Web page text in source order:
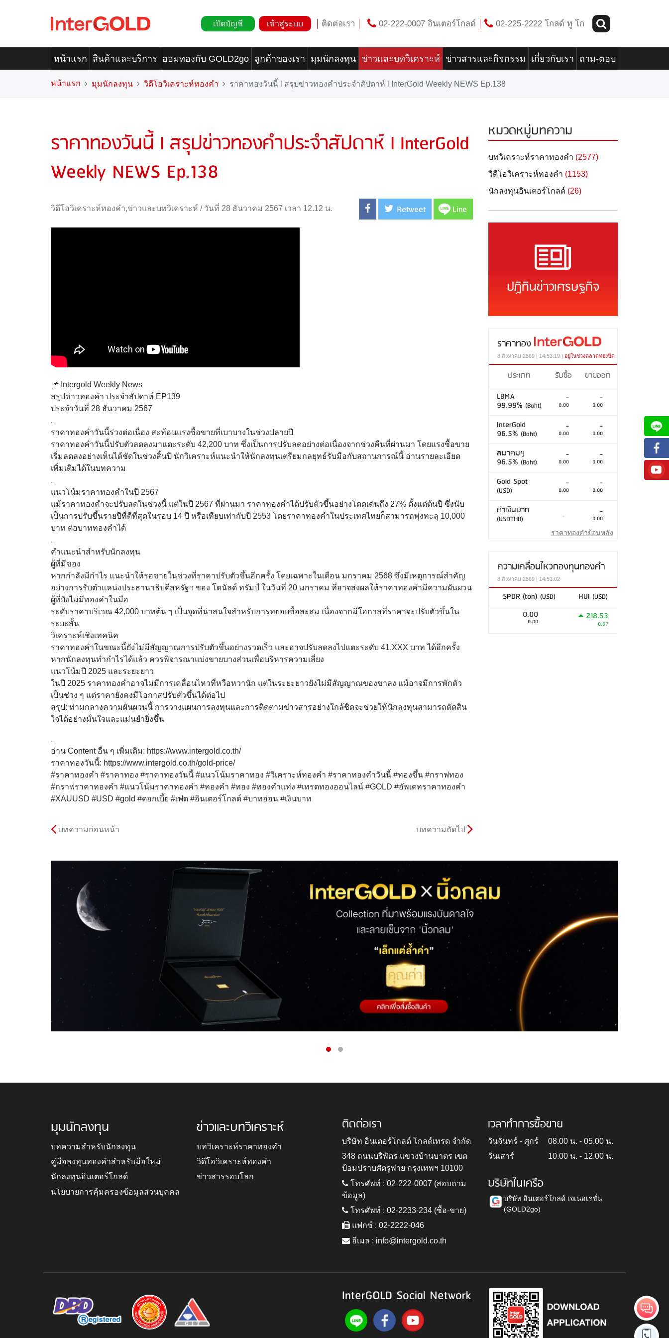
เปิดบัญชี เข้าสู่ระบบ ติดต่อเรา 02-222-0007 อินเตอร์โกลด์ 02-225-2222 โกลด์ ทู โก
หน้าแรก สินค้าและบริการ ออมทองกับ GOLD2go ลูกค้าของเรา มุมนักลงทุน ข่าวและบทวิเคราะห์ ข่าวสารและกิจกรรม เกี่ยวกับเรา ถาม-ตอบ
หน้าแรก มุมนักลงทุน วิดีโอวิเคราะห์ทองคำ ราคาทองวันนี้ l สรุปข่าวทองคำประจำสัปดาห์ l InterGold Weekly NEWS Ep.138
ราคาทองวันนี้ l สรุปข่าวทองคำประจำสัปดาห์ l InterGold
Weekly NEWS Ep.138
วิดีโอวิเคราะห์ทองคำ,ข่าวและบทวิเคราะห์ / วันที่ 28 ธันวาคม 2567 เวลา 12.12 น. Retweet Line
📌 Intergold Weekly News
สรุปข่าวทองคำ ประจำสัปดาห์ EP139
ประจำวันที่ 28 ธันวาคม 2567
.
ราคาทองคำวันนี้ร่วงต่อเนื่อง สะท้อนแรงซื้อขายที่เบาบางในช่วงปลายปี
ราคาทองคำวันนี้ปรับตัวลดลงมาแตะระดับ 42,200 บาท ซึ่งเป็นการปรับลดอย่างต่อเนื่องจากช่วงคืนที่ผ่านมา โดยแรงซื้อขาย
เริ่มลดลงอย่างเห็นได้ชัดในช่วงสิ้นปี นักวิเคราะห์แนะนำให้นักลงทุนเตรียมกลยุทธ์รับมือกับสถานการณ์นี้ อ่านรายละเอียด
เพิ่มเติมได้ในบทความ
.
แนวโน้มราคาทองคำในปี 2567
แม้ราคาทองคำจะปรับลดในช่วงนี้ แต่ในปี 2567 ที่ผ่านมา ราคาทองคำได้ปรับตัวขึ้นอย่างโดดเด่นถึง 27% ตั้งแต่ต้นปี ซึ่งนับ
เป็นการปรับขึ้นรายปีที่ดีที่สุดในรอบ 14 ปี หรือเทียบเท่ากับปี 2553 โดยราคาทองคำในประเทศไทยก็สามารถพุ่งทะลุ 10,000
บาท ต่อบาททองคำได้
.
คำแนะนำสำหรับนักลงทุน
ผู้ที่มีของ
หากกำลังมีกำไร แนะนำให้รอขายในช่วงที่ราคาปรับตัวขึ้นอีกครั้ง โดยเฉพาะในเดือน มกราคม 2568 ซึ่งมีเหตุการณ์สำคัญ
อย่างการรับตำแหน่งประธานาธิบดีสหรัฐฯ ของ โดนัลด์ ทรัมป์ ในวันที่ 20 มกราคม ที่อาจส่งผลให้ราคาทองคำมีความผันผวน
ผู้ที่ยังไม่มีทองคำในมือ
ระดับราคาบริเวณ 42,000 บาทต้น ๆ เป็นจุดที่น่าสนใจสำหรับการทยอยซื้อสะสม เนื่องจากมีโอกาสที่ราคาจะปรับตัวขึ้นใน
ระยะสั้น
วิเคราะห์เชิงเทคนิค
ราคาทองคำในขณะนี้ยังไม่มีสัญญาณการปรับตัวขึ้นอย่างรวดเร็ว และอาจปรับลดลงไปแตะระดับ 41,XXX บาท ได้อีกครั้ง
หากนักลงทุนทำกำไรได้แล้ว ควรพิจารณาแบ่งขายบางส่วนเพื่อบริหารความเสี่ยง
แนวโน้มปี 2025 และระยะยาว
ในปี 2025 ราคาทองคำอาจไม่มีการเคลื่อนไหวที่หวือหวานัก แต่ในระยะยาวยังไม่มีสัญญาณของขาลง แม้อาจมีการพักตัว
เป็นช่วง ๆ แต่ราคายังคงมีโอกาสปรับตัวขึ้นได้ต่อไป
สรุป: ท่ามกลางความผันผวนนี้ การวางแผนการลงทุนและการติดตามข่าวสารอย่างใกล้ชิดจะช่วยให้นักลงทุนสามารถตัดสิน
ใจได้อย่างมั่นใจและแม่นยำยิ่งขึ้น
.
อ่าน Content อื่น ๆ เพิ่มเติม: https://www.intergold.co.th/
ราคาทองวันนี้: https://www.intergold.co.th/gold-price/
#ราคาทองคำ #ราคาทอง #ราคาทองวันนี้ #แนวโน้มราคาทอง #วิเคราะห์ทองคำ #ราคาทองคำวันนี้ #ทองขึ้น #กราฟทอง
#กราฟราคาทองคำ #แนวโน้มราคาทองคำ #ทองคำ #ทอง #ทองคำแท่ง #เทรดทองออนไลน์ #GOLD #อัพเดทราคาทองคำ
#XAUUSD #USD #gold #ดอกเบี้ย #เฟด #อินเตอร์โกลด์ #บาทอ่อน #เงินบาท
บทความก่อนหน้า บทความถัดไป
หมวดหมู่บทความ
บทวิเคราะห์ราคาทองคำ (2577)
วิดีโอวิเคราะห์ทองคำ (1153)
นักลงทุนอินเตอร์โกลด์ (26)
ปฏิทินข่าวเศรษฐกิจ
ราคาทอง
8 สิงหาคม 2569 | 14:53:19 | อยู่ในช่วงตลาดทองปิด
ประเภท รับซื้อ
ขายออก
LBMA
99.99% (Baht)
-
0.00
-
0.00
InterGold
96.5% (Baht)
-
0.00
-
0.00
สมาคมฯ
96.5% (Baht)
-
0.00
-
0.00
Gold Spot
(USD)
-
0.00
-
0.00
ค่าเงินบาท
(USDTHB) - -
0.00
ราคาทองคำย้อนหลัง
ความเคลื่อนไหวกองทุนทองคำ
8 สิงหาคม 2569 | 14:51:02
SPDR (ton) (USD) HUI (USD)
0.00
0.00 218.53
0.67
มุมนักลงทุน
บทความสำหรับนักลงทุน
คู่มือลงทุนทองคำสำหรับมือใหม่
นักลงทุนอินเตอร์โกลด์
นโยบายการคุ้มครองข้อมูลส่วนบุคคล
ข่าวและบทวิเคราะห์
บทวิเคราะห์ราคาทองคำ
วิดีโอวิเคราะห์ทองคำ
ข่าวสารรอบโลก
ติดต่อเรา
บริษัท อินเตอร์โกลด์ โกลด์เทรด จำกัด
348 ถนนบริพัตร แขวงบ้านบาตร เขต
ป้อมปราบศัตรูพ่าย กรุงเทพฯ 10100
โทรศัพท์ : 02-222-0007 (สอบถาม
ข้อมูล)
โทรศัพท์ : 02-2233-234 (ซื้อ-ขาย)
แฟกซ์ : 02-2222-046
อีเมล : info@intergold.co.th
เวลาทำการซื้อขาย
วันจันทร์ - ศุกร์
08.00 น. - 05.00 น.
วันเสาร์
10.00 น. - 12.00 น.
บริษัทในเครือ
บริษัท อินเตอร์โกลด์ เจเนอเรชั่น
(GOLD2go)
InterGOLD Social Network